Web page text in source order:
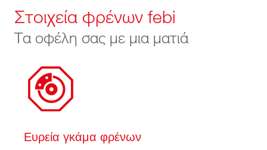
Στοιχεία φρένων febi
Τα οφέλη σας με μια ματιά
Ευρεία γκάμα φρένων